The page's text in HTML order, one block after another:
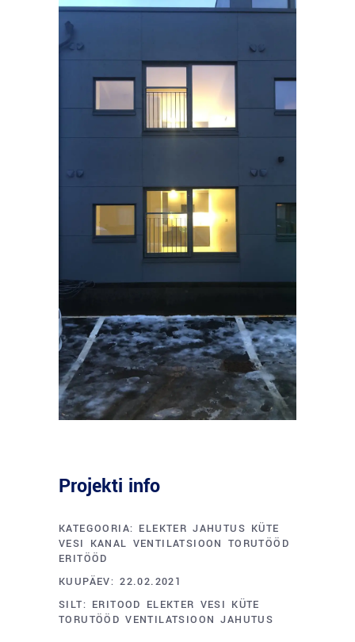
Projekti info
KATEGOORIA: ELEKTER JAHUTUS KÜTE
VESI
KANAL VENTILATSIOON TORUTÖÖD
ERITÖÖD
KUUPÄEV: 22.02.2021
SILT: ERITOOD ELEKTER VESI KÜTE
TORUTÖÖD VENTILATSIOON JAHUTUS